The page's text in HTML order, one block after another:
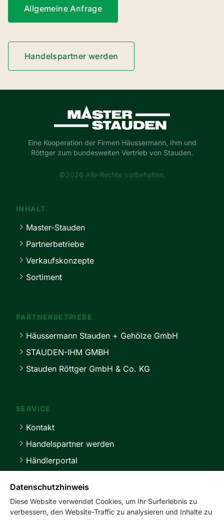
Allgemeine Anfrage
Handelspartner werden
Master-Stauden
Eine Kooperation der Firmen Häussermann, Ihm und
Röttger zum bundesweiten Vertrieb von Stauden.
©2026 Alle Rechte vorbehalten.
INHALT
Master-Stauden
Partnerbetriebe
Verkaufskonzepte
Sortiment
PARTNERBETRIEBE
Häussermann Stauden + Gehölze GmbH
STAUDEN-IHM GMBH
Stauden Röttger GmbH & Co. KG
SERVICE
Kontakt
Handelspartner werden
Händlerportal
Datenschutzhinweis
Diese Website verwendet Cookies, um Ihr Surferlebnis zu
verbessern, den Website-Traffic zu analysieren und Inhalte zu